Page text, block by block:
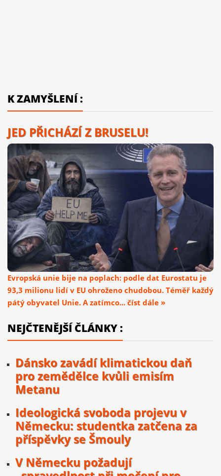
K ZAMYŠLENÍ :
JED PŘICHÁZÍ Z BRUSELU!
Evropská unie bije na poplach: podle dat Eurostatu je
93,3 milionu lidí v EU ohroženo chudobou. Téměř každý
pátý obyvatel Unie. A zatímco... číst dále »
NEJČTENĚJŠÍ ČLÁNKY :
Dánsko zavádí klimatickou daň
pro zemědělce kvůli emisím
Metanu
Ideologická svoboda projevu v
Německu: studentka zatčena za
příspěvky se Šmouly
V Německu požadují